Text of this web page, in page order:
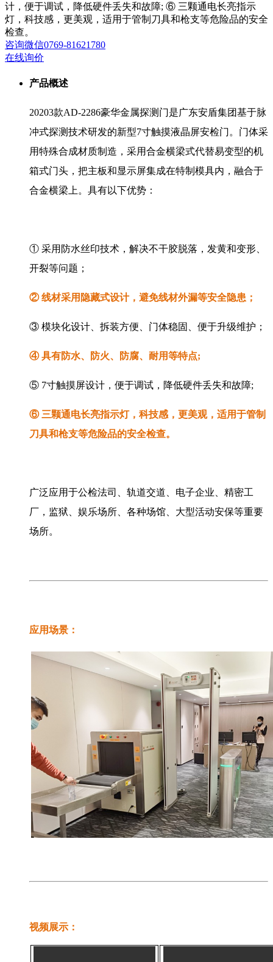
计，便于调试，降低硬件丢失和故障; ⑥ 三颗通电长亮指示
灯，科技感，更美观，适用于管制刀具和枪支等危险品的安全
检查。
咨询微信0769-81621780
在线询价
产品概述
20203款AD-2286豪华金属探测门是广东安盾集团基于脉
冲式探测技术研发的新型7寸触摸液晶屏安检门。门体采
用特殊合成材质制造，采用合金横梁式代替易变型的机
箱式门头，把主板和显示屏集成在特制模具内，融合于
合金横梁上。具有以下优势：
① 采用防水丝印技术，解决不干胶脱落，发黄和变形、
开裂等问题；
② 线材采用隐藏式设计，避免线材外漏等安全隐患；
③ 模块化设计、拆装方便、门体稳固、便于升级维护；
④ 具有防水、防火、防腐、耐用等特点;
⑤ 7寸触摸屏设计，便于调试，降低硬件丢失和故障;
⑥ 三颗通电长亮指示灯，科技感，更美观，适用于管制
刀具和枪支等危险品的安全检查。
广泛应用于公检法司、轨道交道、电子企业、精密工
厂，监狱、娱乐场所、各种场馆、大型活动安保等重要
场所。
应用场景：
视频展示：